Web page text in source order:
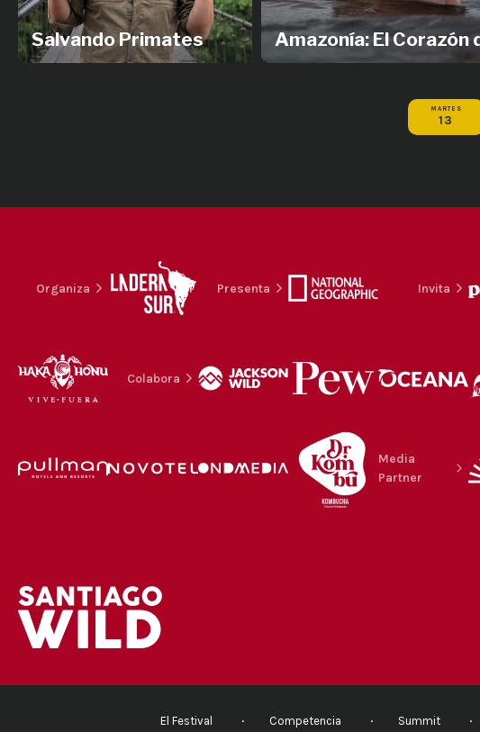
MARTES
13
Salvando Primates Amazonía: El Corazón
Organiza Presenta Invita
Colabora
Media
Partner
El Festival Competencia Summit